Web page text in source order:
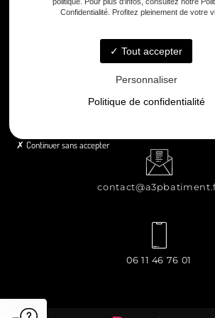
8 rue Principale Le Chiron,
06 11 46 76 01
Confidentialité. Profitez pleinement de votre
Tout accepter
Personnaliser
Politique de confidentialité
Continuer sans accepter